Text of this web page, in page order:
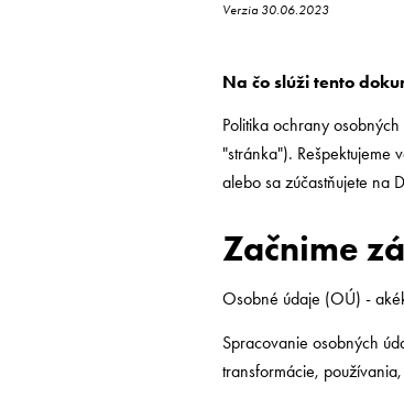
Verzia 30.06.2023
Na čo slúži tento
Politika ochrany
"stránka"). Rešpektujeme
alebo sa zúčastňujete na
Začnime
Osobné údaje (OÚ) -
Spracovanie osobných
transformácie,